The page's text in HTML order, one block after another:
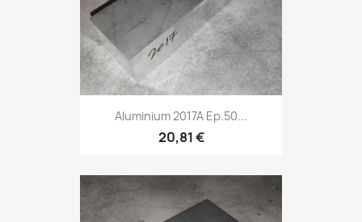
Aluminium 2017A Ep.50...
20,81 €